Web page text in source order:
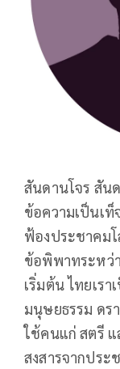
สันดานโจร สัน
ข้อความเป็นเ
ฟ้องประชาคม
ข้อพิพาทระหว่า
เริ่มต้น ไทยเร
มนุษยธรรม ดร
ใช้คนแก่ สตรี แ
สงสารจากประ